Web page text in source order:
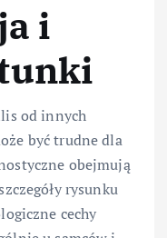
i
od innych
być trudne dla
obejmują
rysunku
cechy